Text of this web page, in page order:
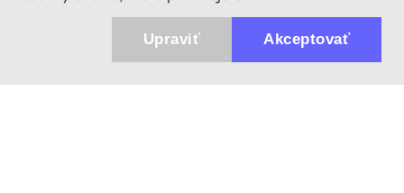
Akceptovať
Upraviť